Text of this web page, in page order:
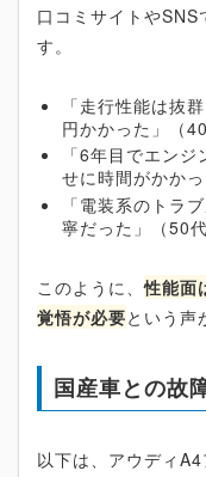
口コミサイトやSNS
す。
「走行性能は抜
円かかった」（40
「6年目でエン
せに時間がかか
「電装系のトラ
寧だった」（50代
このように、性能面
覚悟が必要という声
国産車との故
以下は、アウディ